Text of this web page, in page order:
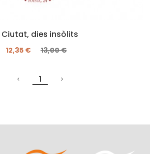
Ciutat, dies insòlits
12,35 € 13,00 €
1